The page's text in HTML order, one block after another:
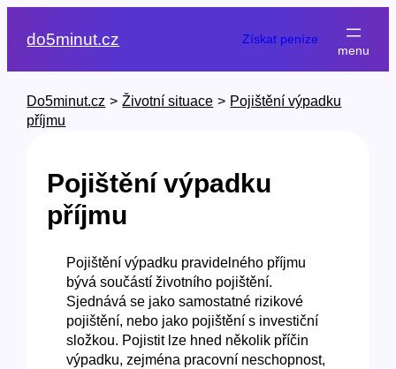
do5minut.cz Získat peníze
Do5minut.cz > Životní situace > Pojištění výpadku
příjmu
Pojištění výpadku
příjmu
Pojištění výpadku pravidelného příjmu
bývá součástí životního pojištění.
Sjednává se jako samostatné rizikové
pojištění, nebo jako pojištění s investiční
složkou. Pojistit lze hned několik příčin
výpadku, zejména pracovní neschopnost,